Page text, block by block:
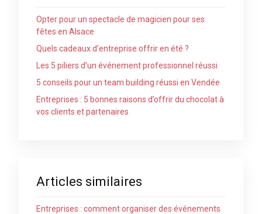
Opter pour un spectacle de magicien pour ses
fêtes en Alsace
Quels cadeaux d’entreprise offrir en été ?
Les 5 piliers d’un événement professionnel réussi
5 conseils pour un team building réussi en Vendée
Entreprises : 5 bonnes raisons d’offrir du chocolat à
vos clients et partenaires
Articles similaires
Entreprises : comment organiser des événements